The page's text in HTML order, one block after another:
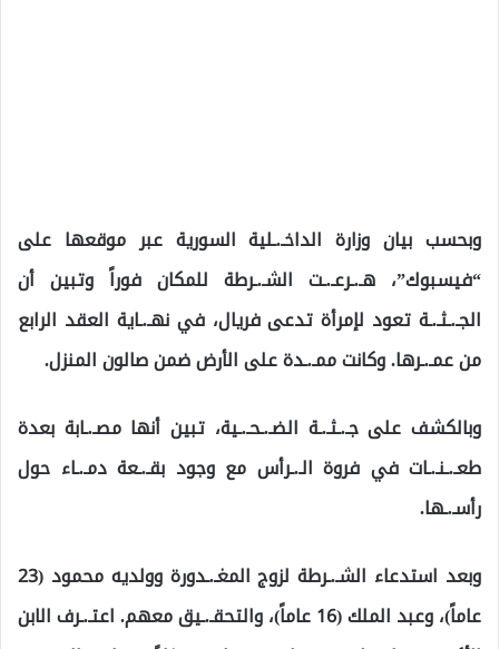
وبحسب بيان وزارة الداخـ.ـلية السورية عبر موقعها على
“فيسبوك”، هـ.ـرعـ.ـت الشـ.ـرطة للمكان فوراً وتبين أن
الجـ.ـثـ.ـة تعود لإمرأة تدعى فريال، في نهـ.ـاية العقد الرابع
من عمـ.ـرها. وكانت ممـ.ـدة على الأرض ضمن صالون المنزل.
وبالكشف على جـ.ـثـ.ـة الضـ.ـحـ.ـية، تبين أنها مصـ.ـابة بعدة
طعـ.ـنـ.ـات في فروة الـ.ـرأس مع وجود بقـ.ـعة دمـ.ـاء حول
رأسـ.ـها.
وبعد استدعاء الشـ.ـرطة لزوج المغـ.ـدورة وولديه محمود (23
عاماً)، وعبد الملك (16 عاماً)، والتحقـ.ـيق معهم. اعتـ.ـرف الابن